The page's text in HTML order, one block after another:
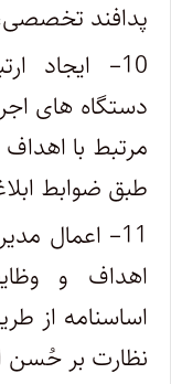
پدافند
10– ایجاد
دستگاه های
مرتبط با
طبق ضوابط
11– اعمال
اهداف و
اساسنامه از
نظارت بر حُسن